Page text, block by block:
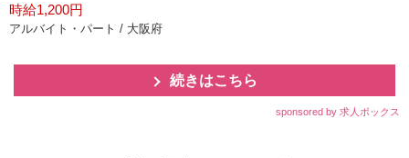
時給1,200円
アルバイト・パート / 大阪府
続きはこちら
sponsored by 求人ボックス